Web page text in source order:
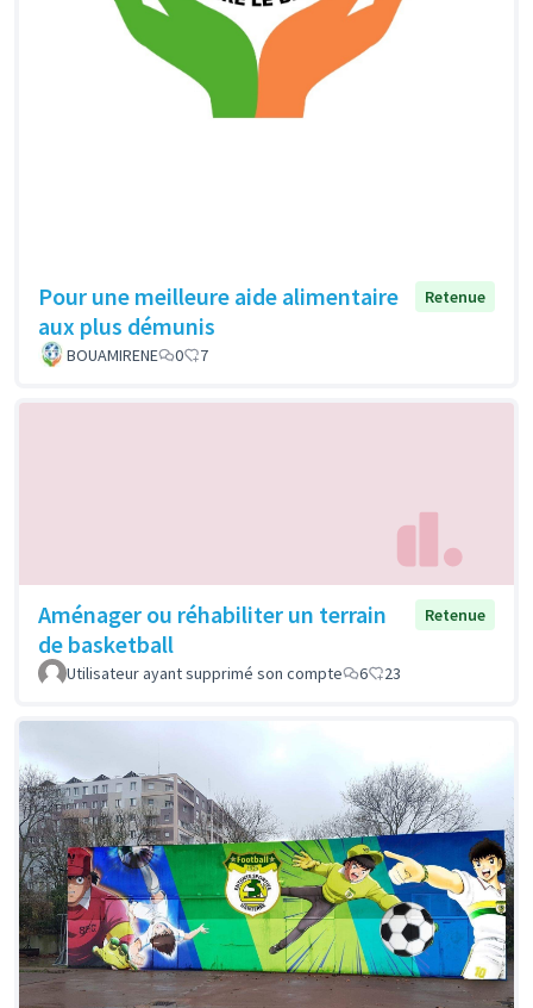
Pour une meilleure aide alimentaire
aux plus démunis
Retenue
BOUAMIRENE 0 7
Aménager ou réhabiliter un terrain
de basketball
Retenue
Utilisateur ayant supprimé son compte 6 23